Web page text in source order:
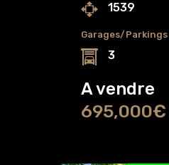
1539
Garages/Parkings
3
A vendre
695,000€